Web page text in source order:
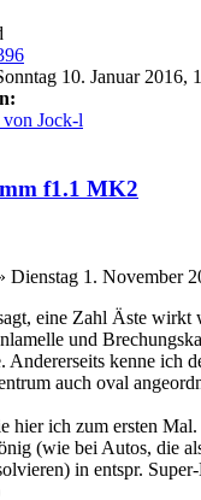
10. Januar 2016,
Jock-l
f1.1 MK2
Dienstag 1. November
eine Zahl Äste wirkt
und
Andererseits kenne ich
auch oval
hier ich zum ersten
(wie bei Autos, die
in entspr.